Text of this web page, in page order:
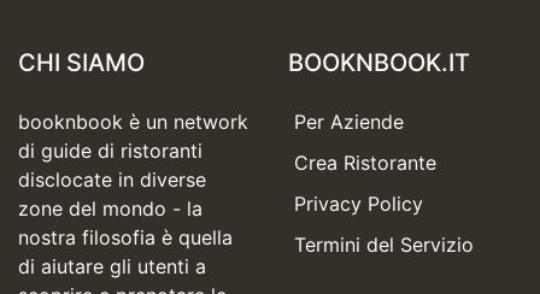
CHI SIAMO
booknbook è un network
di guide di ristoranti
disclocate in diverse
zone del mondo - la
nostra filosofia è quella
di aiutare gli utenti a
BOOKNBOOK.IT
Per Aziende
Crea Ristorante
Privacy Policy
Termini del Servizio